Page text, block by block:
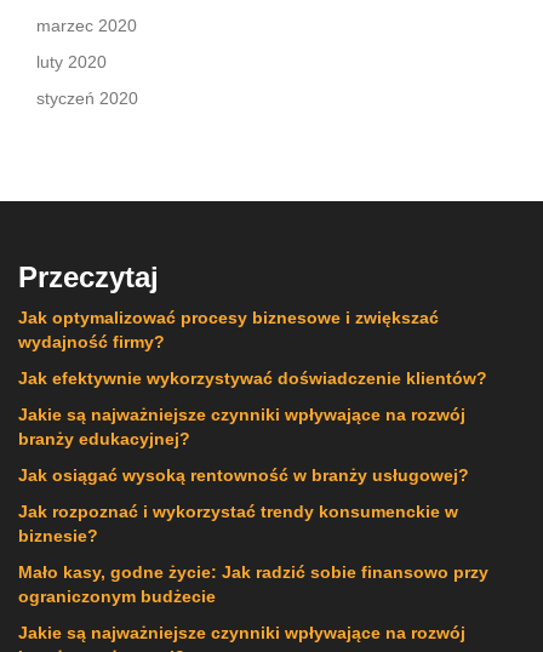
marzec 2020
luty 2020
styczeń 2020
Przeczytaj
Jak optymalizować procesy biznesowe i zwiększać
wydajność firmy?
Jak efektywnie wykorzystywać doświadczenie klientów?
Jakie są najważniejsze czynniki wpływające na rozwój
branży edukacyjnej?
Jak osiągać wysoką rentowność w branży usługowej?
Jak rozpoznać i wykorzystać trendy konsumenckie w
biznesie?
Mało kasy, godne życie: Jak radzić sobie finansowo przy
ograniczonym budżecie
Jakie są najważniejsze czynniki wpływające na rozwój